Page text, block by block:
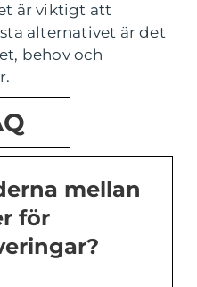
är viktigt att
alternativet är det
behov och
mellan
för